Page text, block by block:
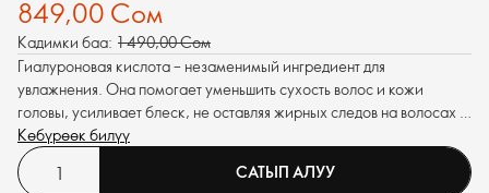
849,00 Сом
Кадимки баа: 1 490,00 Сом
Гиалуроновая кислота – незаменимый ингредиент для
увлажнения. Она помогает уменьшить сухость волос и кожи
головы, усиливает блеск, не оставляя жирных следов на волосах и
руках.
Көбүрөөк билүү
САТЫП АЛУУ